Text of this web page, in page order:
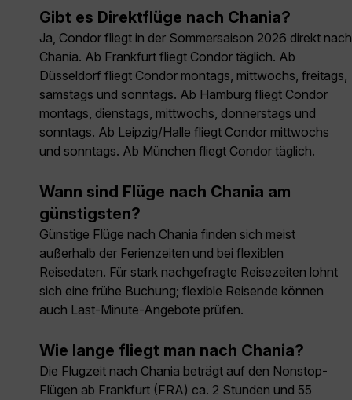
Gibt es Direktflüge nach Chania?
Ja, Condor fliegt in der Sommersaison 2026 direkt nach
Chania. Ab Frankfurt fliegt Condor täglich. Ab
Düsseldorf fliegt Condor montags, mittwochs, freitags,
samstags und sonntags. Ab Hamburg fliegt Condor
montags, dienstags, mittwochs, donnerstags und
sonntags. Ab Leipzig/Halle fliegt Condor mittwochs
und sonntags. Ab München fliegt Condor täglich.
Wann sind Flüge nach Chania am
günstigsten?
Günstige Flüge nach Chania finden sich meist
außerhalb der Ferienzeiten und bei flexiblen
Reisedaten. Für stark nachgefragte Reisezeiten lohnt
sich eine frühe Buchung; flexible Reisende können
auch Last-Minute-Angebote prüfen.
Wie lange fliegt man nach Chania?
Die Flugzeit nach Chania beträgt auf den Nonstop-
Flügen ab Frankfurt (FRA) ca. 2 Stunden und 55